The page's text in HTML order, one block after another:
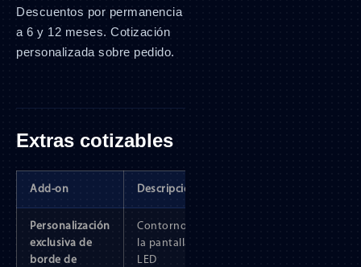
Descuentos por permanencia
a 6 y 12 meses. Cotización
personalizada sobre pedido.
Extras cotizables
Add-on Descripción
Personalización
exclusiva de
borde de
Contorno de
la pantalla
LED